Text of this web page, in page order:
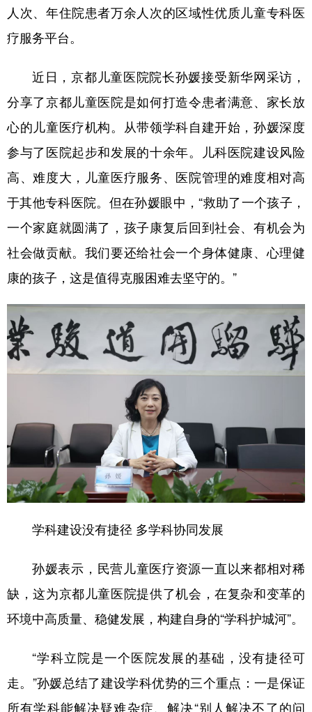
学术中国 乡村振兴 银龄 溯源中国
城市
彩票 娱乐 时尚 悦读
公益 一带一路 亚太网 上市公司
文化产业
地方频道
浙江 安徽 福建
山东 河南 湖北 湖南
广东 广西 海南 重庆
四川 贵州 云南
内蒙古
多语种频道
English Español Français عربى
Русский язык 日本語
Deutsch Português
人次、年住院患者万余人次的区域性优质儿童专科医
疗服务平台。
近日，京都儿童医院院长孙媛接受新华网采访，
分享了京都儿童医院是如何打造令患者满意、家长放
心的儿童医疗机构。从带领学科自建开始，孙媛深度
参与了医院起步和发展的十余年。儿科医院建设风险
高、难度大，儿童医疗服务、医院管理的难度相对高
于其他专科医院。但在孙媛眼中，“救助了一个孩子，
一个家庭就圆满了，孩子康复后回到社会、有机会为
社会做贡献。我们要还给社会一个身体健康、心理健
康的孩子，这是值得克服困难去坚守的。”
学科建设没有捷径 多学科协同发展
孙媛表示，民营儿童医疗资源一直以来都相对稀
缺，这为京都儿童医院提供了机会，在复杂和变革的
环境中高质量、稳健发展，构建自身的“学科护城河”。
“学科立院是一个医院发展的基础，没有捷径可
走。”孙媛总结了建设学科优势的三个重点：一是保证
所有学科能解决疑难杂症、解决“别人解决不了的问